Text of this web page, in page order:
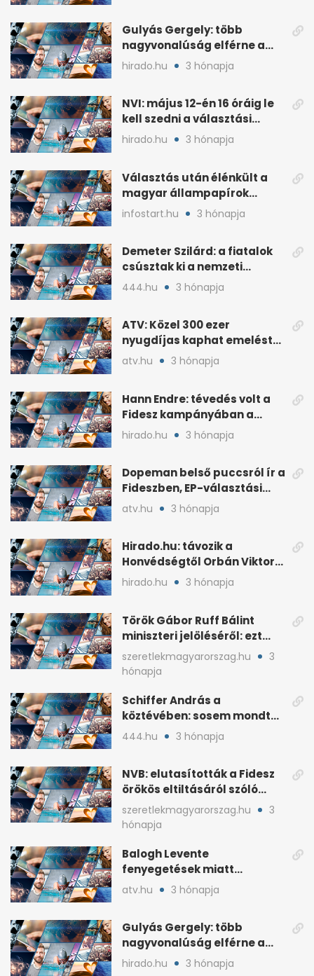
Gulyás Gergely: több
nagyvonalúság elférne a
kétharmados győztesekben
hirado.hu 3 hónapja
NVI: május 12-én 16 óráig le
kell szedni a választási
plakátokat
hirado.hu 3 hónapja
Választás után élénkült a
magyar állampapírok
lakossági értékesítése
infostart.hu 3 hónapja
Demeter Szilárd: a fiatalok
csúsztak ki a nemzeti
kultúrából
444.hu 3 hónapja
ATV: Közel 300 ezer
nyugdíjas kaphat emelést
idén a Tisza terve szerint
atv.hu 3 hónapja
Hann Endre: tévedés volt a
Fidesz kampányában a
háborús veszély
hirado.hu 3 hónapja
Dopeman belső puccsról ír a
Fideszben, EP-választási
árral
atv.hu 3 hónapja
Hirado.hu: távozik a
Honvédségtől Orbán Viktor
fia, Orbán Gáspár
hirado.hu 3 hónapja
Török Gábor Ruff Bálint
miniszteri jelöléséről: ezt
írta a posztjában
szeretlekmagyarorszag.hu
3
hónapja
Schiffer András a
köztévében: sosem mondta,
ki fog nyerni
444.hu 3 hónapja
NVB: elutasították a Fidesz
örökös eltiltásáról szóló
népszavazást
szeretlekmagyarorszag.hu
3
hónapja
Balogh Levente
fenyegetések miatt
lemondta erdélyi előadás-
atv.hu 3 hónapja
Gulyás Gergely: több
nagyvonalúság elférne a
kétharmados győztesekben
hirado.hu 3 hónapja